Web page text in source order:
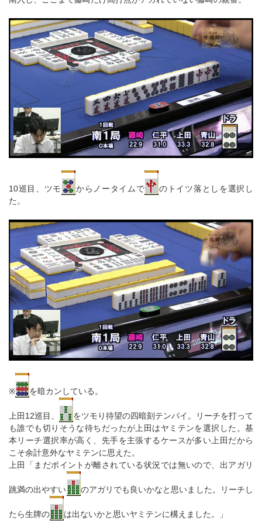
10巡目、ツモ からノータイムで
のトイツ落としを選択し
た。
※ を暗カンしている。
上田12巡目、
をツモり待望の四暗刻テンパイ。リーチを打って
も誰でも切りそうな待ちだったが上田はヤミテンを選択した。基
本リーチ選択率が高く、先手を主張するケースが多い上田だから
こそ余計意外なヤミテンに思えた。
上田「まだポイントが離されている状況では無いので、出アガリ
跳満の出やすい のアガリでも良いかなと思いました。リーチし
たら生牌の は出ないかと思いヤミテンに構えました。」